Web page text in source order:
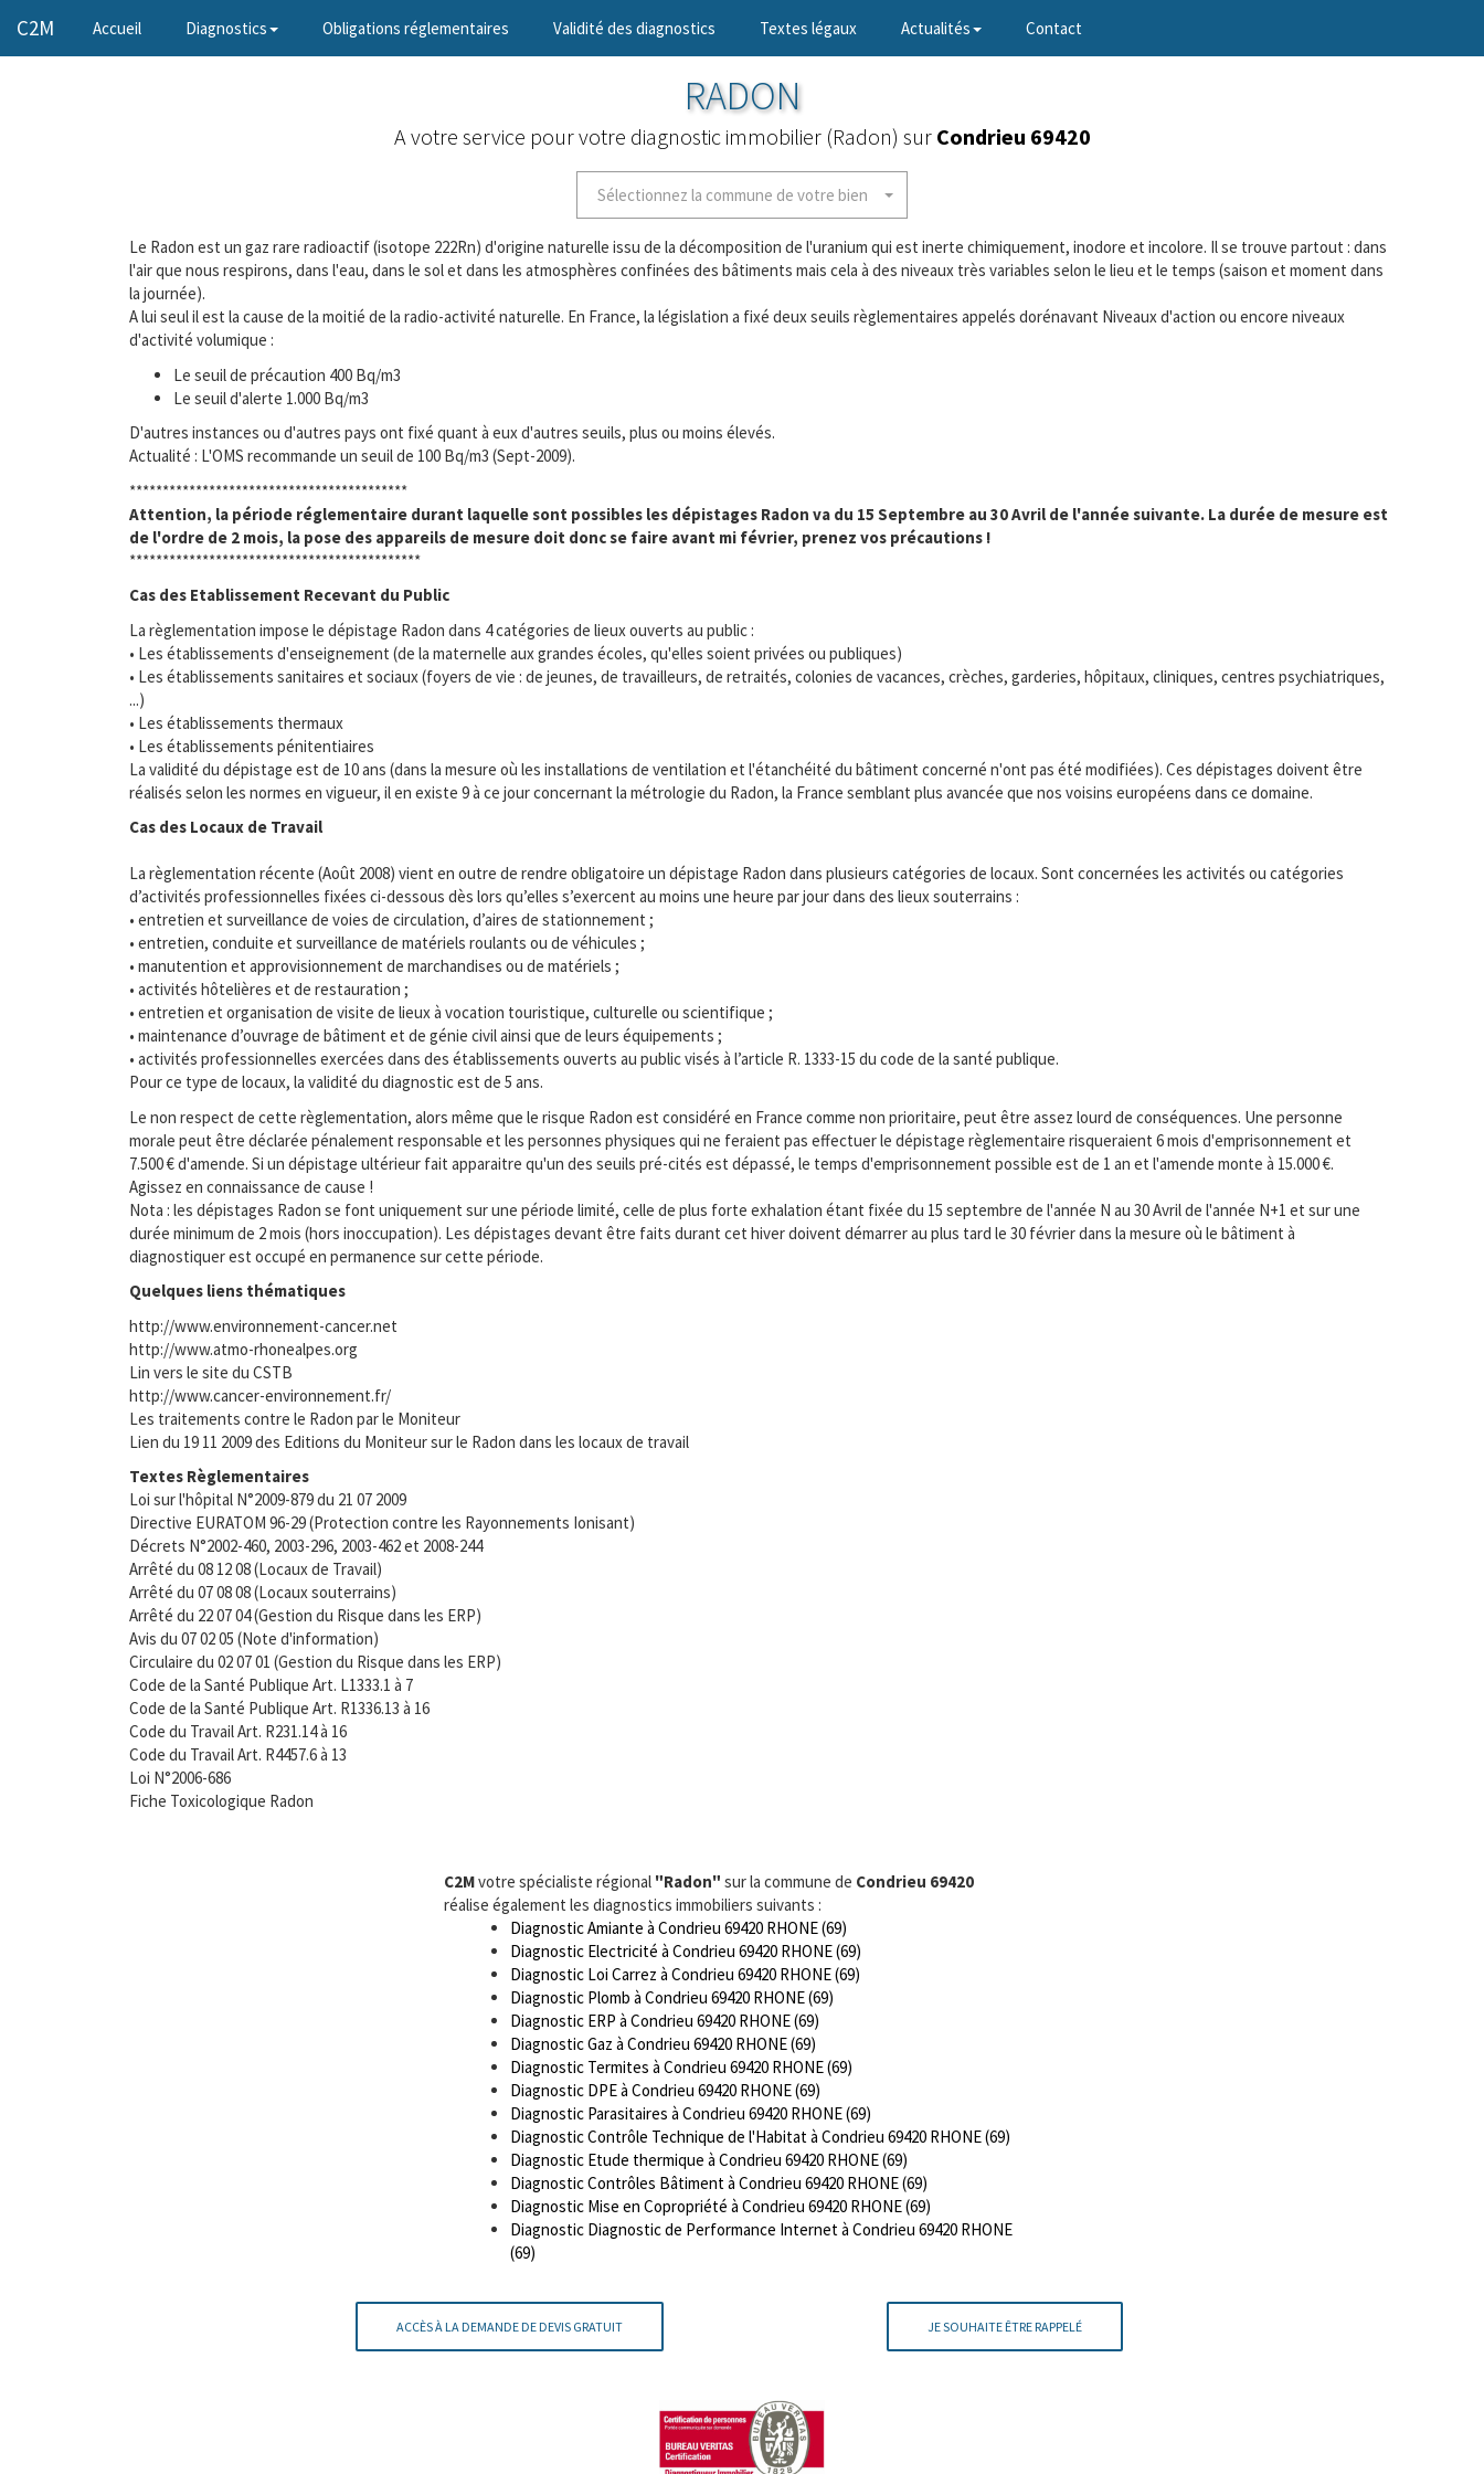
C2M Accueil (current)Diagnostics Obligations réglementaires Validité des diagnostics Textes légaux Actualités Contact
RADON
A votre service pour votre diagnostic immobilier (Radon) sur Condrieu 69420
Sélectionnez la commune de votre bien
Le Radon est un gaz rare radioactif (isotope 222Rn) d'origine naturelle issu de la décomposition de l'uranium qui est inerte chimiquement, inodore et incolore. Il se trouve partout : dans
l'air que nous respirons, dans l'eau, dans le sol et dans les atmosphères confinées des bâtiments mais cela à des niveaux très variables selon le lieu et le temps (saison et moment dans
la journée).
A lui seul il est la cause de la moitié de la radio-activité naturelle. En France, la législation a fixé deux seuils règlementaires appelés dorénavant Niveaux d'action ou encore niveaux
d'activité volumique :
Le seuil de précaution 400 Bq/m3
Le seuil d'alerte 1.000 Bq/m3
D'autres instances ou d'autres pays ont fixé quant à eux d'autres seuils, plus ou moins élevés.
Actualité : L'OMS recommande un seuil de 100 Bq/m3 (Sept-2009).
******************************************
Attention, la période réglementaire durant laquelle sont possibles les dépistages Radon va du 15 Septembre au 30 Avril de l'année suivante. La durée de mesure est
de l'ordre de 2 mois, la pose des appareils de mesure doit donc se faire avant mi février, prenez vos précautions !
********************************************
Cas des Etablissement Recevant du Public
La règlementation impose le dépistage Radon dans 4 catégories de lieux ouverts au public :
• Les établissements d'enseignement (de la maternelle aux grandes écoles, qu'elles soient privées ou publiques)
• Les établissements sanitaires et sociaux (foyers de vie : de jeunes, de travailleurs, de retraités, colonies de vacances, crèches, garderies, hôpitaux, cliniques, centres psychiatriques,
...)
• Les établissements thermaux
• Les établissements pénitentiaires
La validité du dépistage est de 10 ans (dans la mesure où les installations de ventilation et l'étanchéité du bâtiment concerné n'ont pas été modifiées). Ces dépistages doivent être
réalisés selon les normes en vigueur, il en existe 9 à ce jour concernant la métrologie du Radon, la France semblant plus avancée que nos voisins européens dans ce domaine.
Cas des Locaux de Travail
La règlementation récente (Août 2008) vient en outre de rendre obligatoire un dépistage Radon dans plusieurs catégories de locaux. Sont concernées les activités ou catégories
d’activités professionnelles fixées ci-dessous dès lors qu’elles s’exercent au moins une heure par jour dans des lieux souterrains :
• entretien et surveillance de voies de circulation, d’aires de stationnement ;
• entretien, conduite et surveillance de matériels roulants ou de véhicules ;
• manutention et approvisionnement de marchandises ou de matériels ;
• activités hôtelières et de restauration ;
• entretien et organisation de visite de lieux à vocation touristique, culturelle ou scientifique ;
• maintenance d’ouvrage de bâtiment et de génie civil ainsi que de leurs équipements ;
• activités professionnelles exercées dans des établissements ouverts au public visés à l’article R. 1333-15 du code de la santé publique.
Pour ce type de locaux, la validité du diagnostic est de 5 ans.
Le non respect de cette règlementation, alors même que le risque Radon est considéré en France comme non prioritaire, peut être assez lourd de conséquences. Une personne
morale peut être déclarée pénalement responsable et les personnes physiques qui ne feraient pas effectuer le dépistage règlementaire risqueraient 6 mois d'emprisonnement et
7.500 € d'amende. Si un dépistage ultérieur fait apparaitre qu'un des seuils pré-cités est dépassé, le temps d'emprisonnement possible est de 1 an et l'amende monte à 15.000 €.
Agissez en connaissance de cause !
Nota : les dépistages Radon se font uniquement sur une période limité, celle de plus forte exhalation étant fixée du 15 septembre de l'année N au 30 Avril de l'année N+1 et sur une
durée minimum de 2 mois (hors inoccupation). Les dépistages devant être faits durant cet hiver doivent démarrer au plus tard le 30 février dans la mesure où le bâtiment à
diagnostiquer est occupé en permanence sur cette période.
Quelques liens thématiques
http://www.environnement-cancer.net
http://www.atmo-rhonealpes.org
Lin vers le site du CSTB
http://www.cancer-environnement.fr/
Les traitements contre le Radon par le Moniteur
Lien du 19 11 2009 des Editions du Moniteur sur le Radon dans les locaux de travail
Textes Règlementaires
Loi sur l'hôpital N°2009-879 du 21 07 2009
Directive EURATOM 96-29 (Protection contre les Rayonnements Ionisant)
Décrets N°2002-460, 2003-296, 2003-462 et 2008-244
Arrêté du 08 12 08 (Locaux de Travail)
Arrêté du 07 08 08 (Locaux souterrains)
Arrêté du 22 07 04 (Gestion du Risque dans les ERP)
Avis du 07 02 05 (Note d'information)
Circulaire du 02 07 01 (Gestion du Risque dans les ERP)
Code de la Santé Publique Art. L1333.1 à 7
Code de la Santé Publique Art. R1336.13 à 16
Code du Travail Art. R231.14 à 16
Code du Travail Art. R4457.6 à 13
Loi N°2006-686
Fiche Toxicologique Radon
C2Mvotre spécialiste régional "Radon" sur la commune de Condrieu 69420
réalise également les diagnostics immobiliers suivants :
Diagnostic Amiante à Condrieu 69420 RHONE (69)
Diagnostic Electricité à Condrieu 69420 RHONE (69)
Diagnostic Loi Carrez à Condrieu 69420 RHONE (69)
Diagnostic Plomb à Condrieu 69420 RHONE (69)
Diagnostic ERP à Condrieu 69420 RHONE (69)
Diagnostic Gaz à Condrieu 69420 RHONE (69)
Diagnostic Termites à Condrieu 69420 RHONE (69)
Diagnostic DPE à Condrieu 69420 RHONE (69)
Diagnostic Parasitaires à Condrieu 69420 RHONE (69)
Diagnostic Contrôle Technique de l'Habitat à Condrieu 69420 RHONE (69)
Diagnostic Etude thermique à Condrieu 69420 RHONE (69)
Diagnostic Contrôles Bâtiment à Condrieu 69420 RHONE (69)
Diagnostic Mise en Copropriété à Condrieu 69420 RHONE (69)
Diagnostic Diagnostic de Performance Internet à Condrieu 69420 RHONE
(69)
ACCÈS À LA DEMANDE DE DEVIS GRATUIT JE SOUHAITE ÊTRE RAPPELÉ